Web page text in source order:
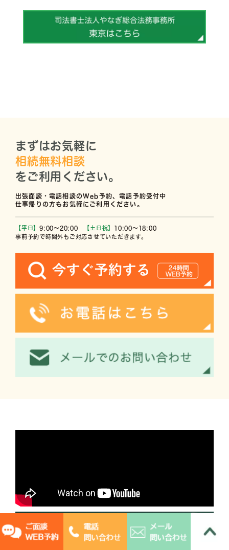
まずはお気軽に
相続無料相談
をご利用ください。
出張面談・電話相談のWeb予約、電話予約受付中
仕事帰りの方もお気軽にご利用ください。
【平日】 9:00〜20:00 【土日祝】 10:00〜18:00
事前予約で時間外もご対応させていただきます。